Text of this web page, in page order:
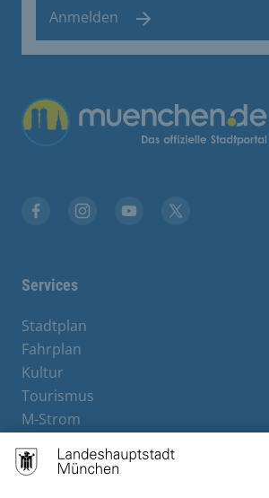
Anmelden
Übergreifende Links
Services
Stadtplan
Fahrplan
Kultur
Tourismus
M-Strom
Hotels